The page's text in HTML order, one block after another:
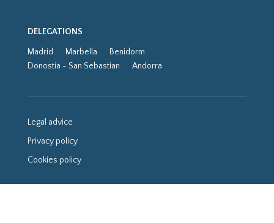
DELEGATIONS
Madrid Marbella
Benidorm
Donostia - San Sebastian
Andorra
Legal advice
Privacy policy
Cookies policy